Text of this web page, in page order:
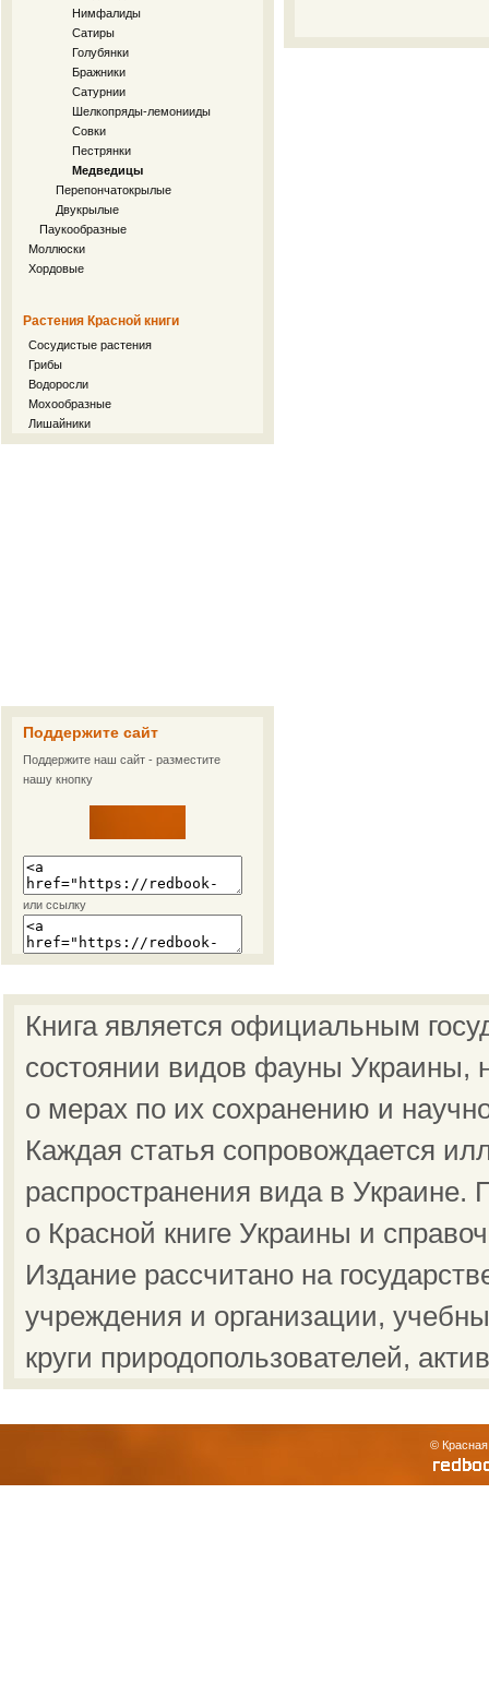
Нимфалиды
Сатиры
Голубянки
Бражники
Сатурнии
Шелкопряды-лемонииды
Совки
Пестрянки
Медведицы
Перепончатокрылые
Двукрылые
Паукообразные
Моллюски
Хордовые
Растения Красной книги
Сосудистые растения
Грибы
Водоросли
Мохообразные
Лишайники
Поддержите сайт
Поддержите наш сайт - разместите
нашу кнопку
или ссылку
Книга является официальным
состоянии видов фауны Украины,
о мерах по их сохранению и
Каждая статья сопровождается
распространения вида в
о Красной книге Украины и
Издание рассчитано на
учреждения и организации,
круги природопользователей,
©